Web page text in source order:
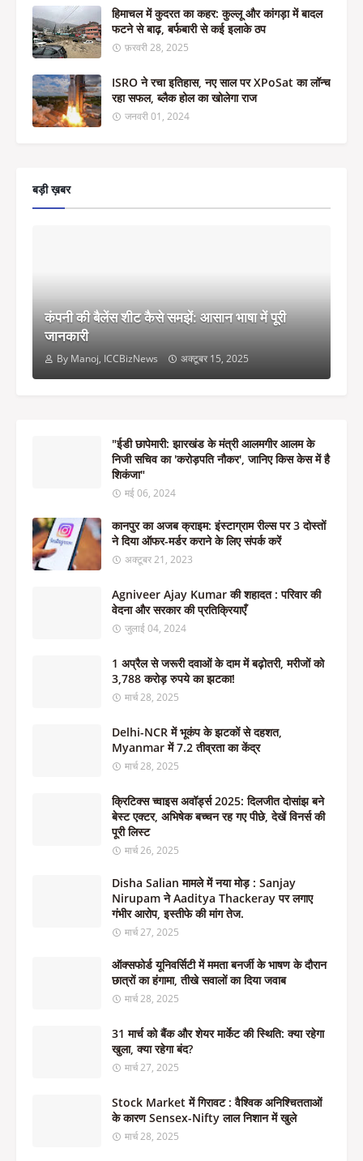
हिमाचल में कुदरत का कहर: कुल्लू और कांगड़ा में बादल
फटने से बाढ़, बर्फबारी से कई इलाके ठप
फ़रवरी 28, 2025
ISRO ने रचा इतिहास, नए साल पर XPoSat का लॉन्च
रहा सफल, ब्लैक होल का खोलेगा राज
जनवरी 01, 2024
बड़ी ख़बर
कंपनी की बैलेंस शीट कैसे समझें: आसान भाषा में पूरी
जानकारी
By Manoj, ICCBizNews अक्टूबर 15, 2025
"ईडी छापेमारी: झारखंड के मंत्री आलमगीर आलम के
निजी सचिव का 'करोड़पति नौकर', जानिए किस केस में है
शिकंजा"
मई 06, 2024
कानपुर का अजब क्राइम: इंस्टाग्राम रील्स पर 3 दोस्तों
ने दिया ऑफर-मर्डर कराने के लिए संपर्क करें
अक्टूबर 21, 2023
Agniveer Ajay Kumar की शहादत : परिवार की
वेदना और सरकार की प्रतिक्रियाएँ
जुलाई 04, 2024
1 अप्रैल से जरूरी दवाओं के दाम में बढ़ोतरी, मरीजों को
3,788 करोड़ रुपये का झटका!
मार्च 28, 2025
Delhi-NCR में भूकंप के झटकों से दहशत,
Myanmar में 7.2 तीव्रता का केंद्र
मार्च 28, 2025
क्रिटिक्स च्वाइस अवॉर्ड्स 2025: दिलजीत दोसांझ बने
बेस्ट एक्टर, अभिषेक बच्चन रह गए पीछे, देखें विनर्स की
पूरी लिस्ट
मार्च 26, 2025
Disha Salian मामले में नया मोड़ : Sanjay
Nirupam ने Aaditya Thackeray पर लगाए
गंभीर आरोप, इस्तीफे की मांग तेज.
मार्च 27, 2025
ऑक्सफोर्ड यूनिवर्सिटी में ममता बनर्जी के भाषण के दौरान
छात्रों का हंगामा, तीखे सवालों का दिया जवाब
मार्च 28, 2025
31 मार्च को बैंक और शेयर मार्केट की स्थिति: क्या रहेगा
खुला, क्या रहेगा बंद?
मार्च 27, 2025
Stock Market में गिरावट : वैश्विक अनिश्चितताओं
के कारण Sensex-Nifty लाल निशान में खुले
मार्च 28, 2025